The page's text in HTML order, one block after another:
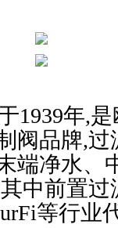
1939年,
阀品牌,
端净水、
中前置过
等行业